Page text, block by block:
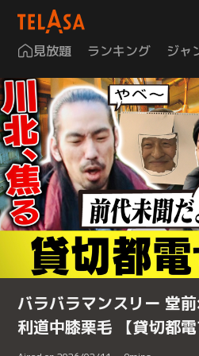
見放題 ランキング ジャ
バラバラマンスリー 堂
利道中膝栗毛 【貸切都電